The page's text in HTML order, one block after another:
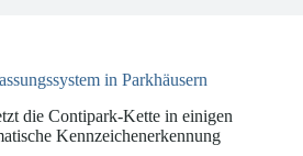
in Parkhäusern
die Contipark-Kette in einigen
Kennzeichenerkennung